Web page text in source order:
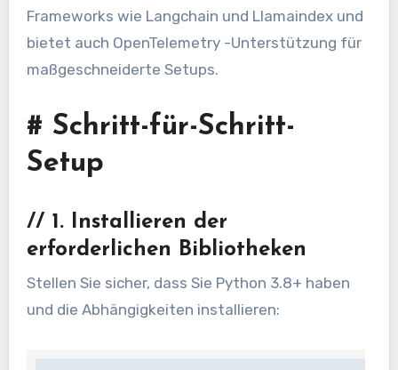
Frameworks wie Langchain und Llamaindex und
bietet auch OpenTelemetry -Unterstützung für
maßgeschneiderte Setups.
# Schritt-für-Schritt-
Setup
// 1. Installieren der
erforderlichen Bibliotheken
Stellen Sie sicher, dass Sie Python 3.8+ haben
und die Abhängigkeiten installieren: